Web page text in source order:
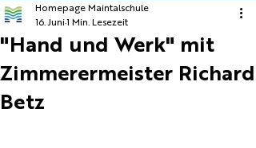
"Hand und Werk" mit
Zimmerermeister Richard
Betz
Homepage Maintalschule
16. Juni1 Min. Lesezeit